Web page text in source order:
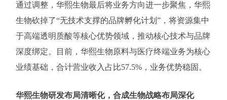
通过调整，华熙生物最后将业务方向进一步聚焦，华熙
生物砍掉了“无技术支撑的品牌孵化计划”，将资源集中
于高端透明质酸等核心优势领域，推动核心技术与品牌
深度绑定。目前，华熙生物原料与医疗终端业务为核心
业绩基础，合计营业收入占比57.5%，业务优势稳固。
华熙生物研发布局清晰化，合成生物战略布局深化